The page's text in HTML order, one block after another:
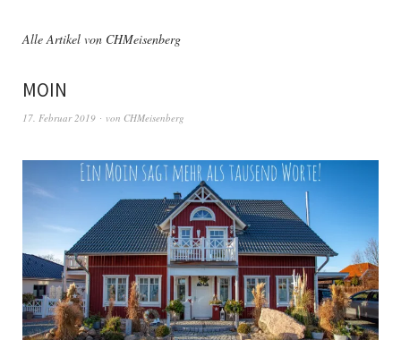
Alle Artikel von CHMeisenberg
MOIN
17. Februar 2019 von CHMeisenberg